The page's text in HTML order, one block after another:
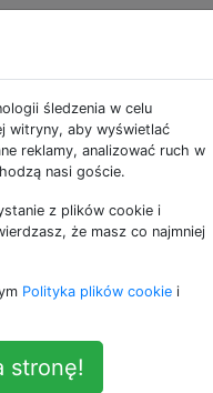
za
oprogramowanie,
a .dmg (Dysk iMaGe)
śledzenia w celu
witryny, aby wyświetlać
reklamy, analizować ruch w
nasi goście.
z plików cookie i
że masz co najmniej
Polityka plików cookie i
stronę!